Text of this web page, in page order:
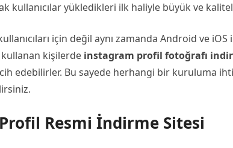
kullanıcılar yükledikleri ilk haliyle büyük ve
için değil aynı zamanda Android ve
kişilerde instagram profil fotoğrafı
edebilirler. Bu sayede herhangi bir kuruluma
Resmi İndirme Sitesi